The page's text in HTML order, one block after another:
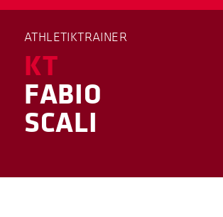
ATHLETIKTRAINER
KT
FABIO
SCALI